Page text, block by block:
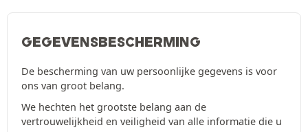
GEGEVENSBESCHERMING
De bescherming van uw persoonlijke gegevens is voor
ons van groot belang.
We hechten het grootste belang aan de
vertrouwelijkheid en veiligheid van alle informatie die u